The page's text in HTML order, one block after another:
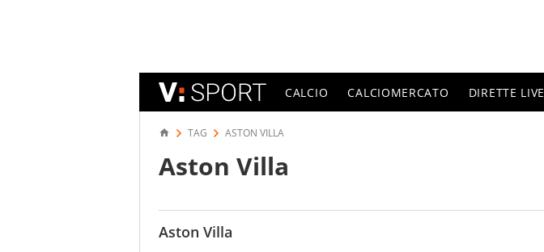
CALCIO CALCIOMERCATO DIRETTE LIVE
TAG ASTON VILLA
Aston Villa
Aston Villa